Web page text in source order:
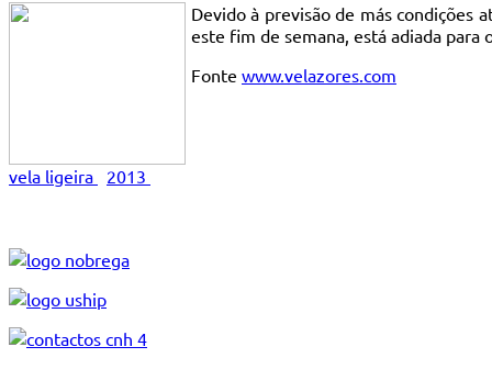
Devido à previsão de más condições
este fim de semana, está adiada para
Fonte www.velazores.com
vela ligeira 2013